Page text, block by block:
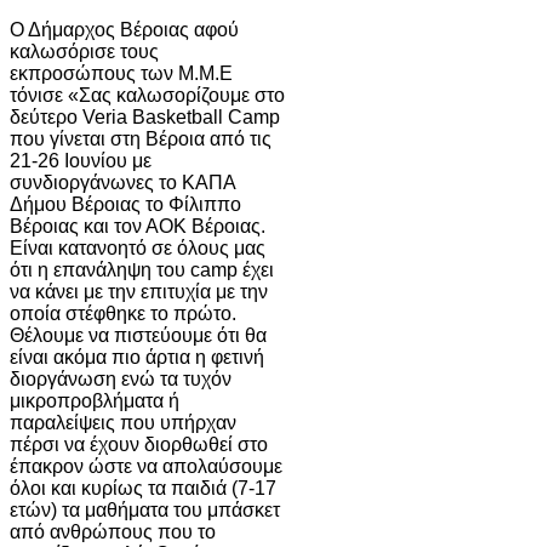
Ο Δήμαρχος Βέροιας αφού
καλωσόρισε τους
εκπροσώπους των Μ.Μ.Ε
τόνισε «Σας καλωσορίζουμε στο
δεύτερο Veria Basketball Camp
που γίνεται στη Βέροια από τις
21-26 Ιουνίου με
συνδιοργάνωνες το ΚΑΠΑ
Δήμου Βέροιας το Φίλιππο
Βέροιας και τον ΑΟΚ Βέροιας.
Είναι κατανοητό σε όλους μας
ότι η επανάληψη του camp έχει
να κάνει με την επιτυχία με την
οποία στέφθηκε το πρώτο.
Θέλουμε να πιστεύουμε ότι θα
είναι ακόμα πιο άρτια η φετινή
διοργάνωση ενώ τα τυχόν
μικροπροβλήματα ή
παραλείψεις που υπήρχαν
πέρσι να έχουν διορθωθεί στο
έπακρον ώστε να απολαύσουμε
όλοι και κυρίως τα παιδιά (7-17
ετών) τα μαθήματα του μπάσκετ
από ανθρώπους που το